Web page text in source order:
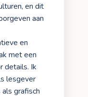
en dit
aan
en
met een
details. Ik
lesgever
grafisch